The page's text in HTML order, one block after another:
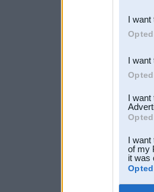
third
I want
I want
I want
I want
of my
it was